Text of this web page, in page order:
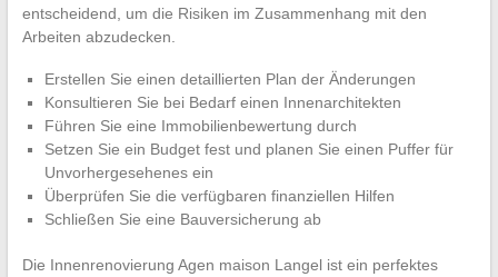
entscheidend, um die Risiken im Zusammenhang mit den
Arbeiten abzudecken.
Erstellen Sie einen detaillierten Plan der Änderungen
Konsultieren Sie bei Bedarf einen Innenarchitekten
Führen Sie eine Immobilienbewertung durch
Setzen Sie ein Budget fest und planen Sie einen Puffer für
Unvorhergesehenes ein
Überprüfen Sie die verfügbaren finanziellen Hilfen
Schließen Sie eine Bauversicherung ab
Die Innenrenovierung Agen maison Langel ist ein perfektes